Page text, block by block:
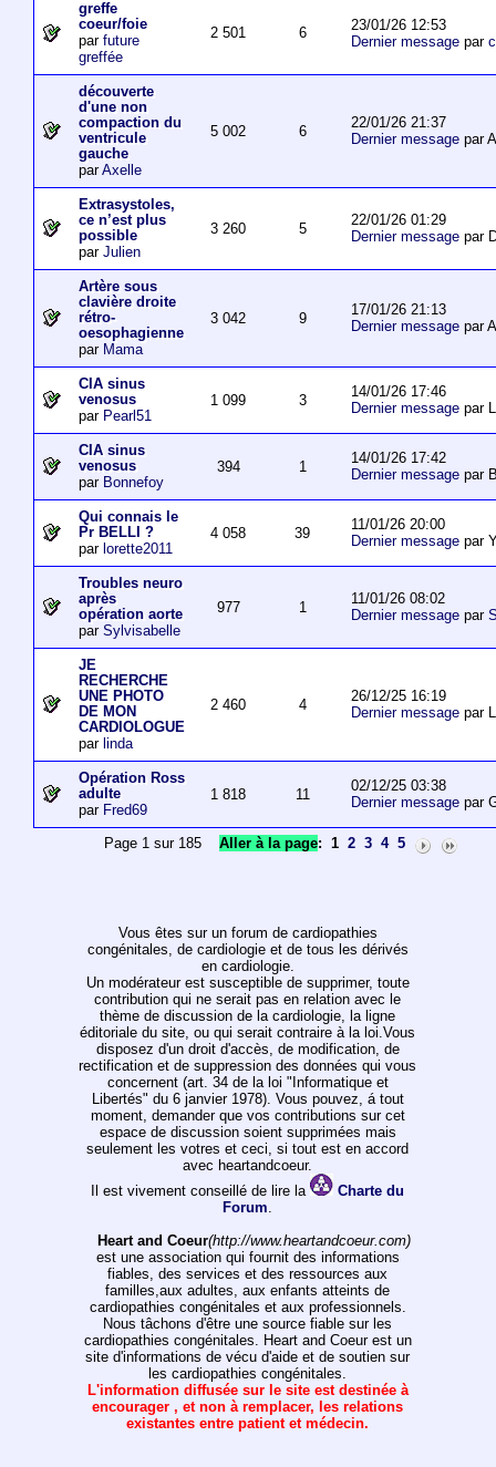
greffe
coeur/foie
par future
greffée
2 501 6
23/01/26 12:53
Dernier messagepar
découverte
d'une non
compaction du
ventricule
gauche
parAxelle
5 002 6
22/01/26 21:37
Dernier messagepar
Extrasystoles,
ce n’est plus
possible
par Julien
3 260 5
22/01/26 01:29
Dernier messagepar
Artère sous
clavière droite
rétro-
oesophagienne
par Mama
3 042 9
17/01/26 21:13
Dernier messagepar
CIA sinus
venosus
par Pearl51
1 099 3
14/01/26 17:46
Dernier messagepar
CIA sinus
venosus
par Bonnefoy
394 1
14/01/26 17:42
Dernier messagepar
Qui connais le
Pr BELLI ?
par lorette2011
4 058 39
11/01/26 20:00
Dernier messagepar
Troubles neuro
après
opération aorte
par Sylvisabelle
977 1
11/01/26 08:02
Dernier messagepar
JE
RECHERCHE
UNE PHOTO
DE MON
CARDIOLOGUE
par linda
2 460 4
26/12/25 16:19
Dernier messagepar
Opération Ross
adulte
par Fred69
1 818 11
02/12/25 03:38
Dernier messagepar
Page 1 sur 185Aller à la page: 1 2 3 4 5
Vous êtes sur un forum de cardiopathies
congénitales, de cardiologie et de tous les dérivés
en cardiologie.
Un modérateur est susceptible de supprimer, toute
contribution qui ne serait pas en relation avec le
thème de discussion de la cardiologie, la ligne
éditoriale du site, ou qui serait contraire à la loi.Vous
disposez d'un droit d'accès, de modification, de
rectification et de suppression des données qui vous
concernent (art. 34 de la loi "Informatique et
Libertés" du 6 janvier 1978). Vous pouvez, á tout
moment, demander que vos contributions sur cet
espace de discussion soient supprimées mais
seulement les votres et ceci, si tout est en accord
avec heartandcoeur.
Il est vivement conseillé de lire la
Charte du
Forum.
Heart and Coeur(http://www.heartandcoeur.com)
est une association qui fournit des informations
fiables, des services et des ressources aux
familles,aux adultes, aux enfants atteints de
cardiopathies congénitales et aux professionnels.
Nous tâchons d'être une source fiable sur les
cardiopathies congénitales. Heart and Coeur est un
site d'informations de vécu d'aide et de soutien sur
les cardiopathies congénitales.
L'information diffusée sur le site est destinée à
encourager , et non à remplacer, les relations
existantes entre patient et médecin.